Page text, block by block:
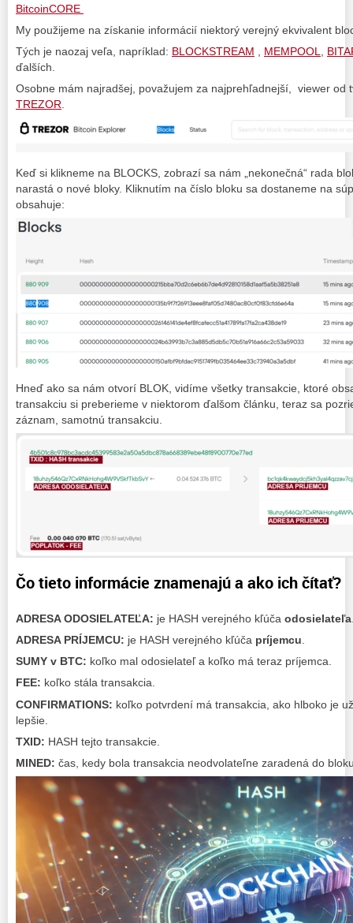
BitcoinCORE
My použijeme na získanie informácií niektorý verejný ekvivalent
Tých je naozaj veľa, napríklad: BLOCKSTREAM MEMPOOL
ďalších.
Osobne mám najradšej, považujem za najprehľadnejší, viewer od
TREZOR
Keď si klikneme na BLOCKS, zobrazí sa nám „nekonečná“ rada
narastá o nové bloky. Kliknutím na číslo bloku sa dostaneme na
obsahuje:
Hneď ako sa nám otvorí BLOK, vidíme všetky transakcie, ktoré
transakciu si preberieme v niektorom ďalšom článku, teraz sa
záznam, samotnú transakciu.
Čo tieto informácie znamenajú a ako ich čítať?
ADRESA ODOSIELATEĽA: je HASH verejného kľúča odosielateľa
ADRESA PRÍJEMCU: je HASH verejného kľúča príjemcu
SUMY v BTC: koľko mal odosielateľ a koľko má teraz príjemca.
FEE: koľko stála transakcia.
CONFIRMATIONS: koľko potvrdení má transakcia, ako hlboko je
lepšie.
TXID: HASH tejto transakcie.
MINED: čas, kedy bola transakcia neodvolateľne zaradená do